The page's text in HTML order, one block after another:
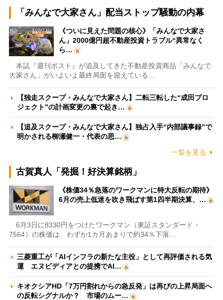
「みんなで大家さん」配当ストップ騒動の内幕
《ついに見えた問題の核心》「みんなで大家さ
ん」2000億円超不動産投資トラブル“異常なく
ら…
本誌『週刊ポスト』が追及してきた不動産投資商品「みんなで
大家さん」がいよいよ最終局面を迎えている…
【独走スクープ・みんなで大家さん】二転三転した“成田プロ
ジェクト”の計画変更の裏で起き…
【追及スクープ・みんなで大家さん】独占入手“内部議事録”で
明かされる柳瀬健一・代表の思…
一覧を見る
古賀真人「発掘！好決算銘柄」
《株価34％急落のワークマンに特大反転の期待》
6月の売上低迷を吹き飛ばす第1四半期決算、…
6月3日に8330円をつけたワークマン（東証スタンダード・
7564）の株価は、わずか1カ月あまりで約34％下落…
三菱重工が「AIインフラの新たな主役」として再評価される気
運 エヌビディアとの提携でAI…
キオクシアHD「7万円割れからの急反発」は再びの上昇局面へ
の反転シグナルか？ 市場のムー…